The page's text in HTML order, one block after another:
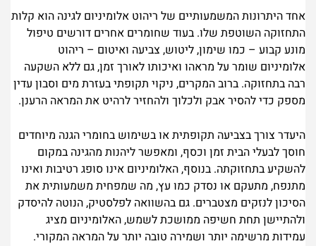
אחד היתרונות המשמעותיים של ריהוט אלומיניום לגינה הוא קלות
התחזוקה השוטפת שלו. בעוד שחומרים אחרים דורשים טיפול
מונע קבוע – כמו שימון, ליטוש, צביעה ואיטום – ריהוט
אלומיניום שומר על מראהו ואיכותו לאורך זמן, גם ללא השקעה
רבה בתחזוקה. ברוב המקרים, ניקוי תקופתי בעזרת מים וסבון עדין
מספק כדי להסיר אבק ולכלוך ולהחזיר לרהיט את המראה הרענן.
היעדר צורך בצביעה תקופתית או בשימוש בחומרי הגנה מיוחדים
חוסך לבעלי הבית זמן וכסף, ומאפשר ליהנות מהגינה במקום
להשקיע בתחזוקתה. בנוסף, האלומיניום אינו סופג רטיבות ואינו
מתנפח, מתעקם או נסדק כמו עץ, מה שמפחית משמעותית את
הסיכון לנזקים מצטברים. גם בהשוואה לפלסטיק, הנוטה להיסדק
ולהתיישן תחת חשיפה ממושכת לשמש, האלומיניום מציג
עמידות מרשימה יותר ושמירה טובה יותר על המראה המקורי.